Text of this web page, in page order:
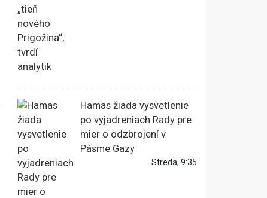
Hamas žiada vysvetlenie
po vyjadreniach Rady pre
mier o odzbrojení v
Pásme Gazy
Streda, 9:35